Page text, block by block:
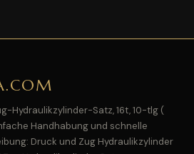
Hydraulikzylinder-Satz, 16t, 10-tlg (
Handhabung und schnelle
Druck und Zug Hydraulikzylinder